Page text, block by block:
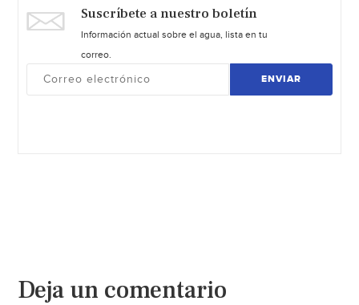
Suscríbete a nuestro boletín
Información actual sobre el agua, lista en tu
correo.
ENVIAR
Deja un comentario